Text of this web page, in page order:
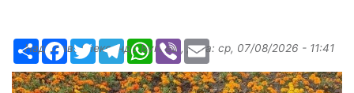
РесурсFacebook
TwitterTelegramWhatsApp
ViberEmail
Надіслав:Александр Бугаев , дата: ср, 07/08/2026 - 11:41